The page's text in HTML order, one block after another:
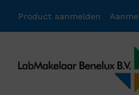
Product aanmelden